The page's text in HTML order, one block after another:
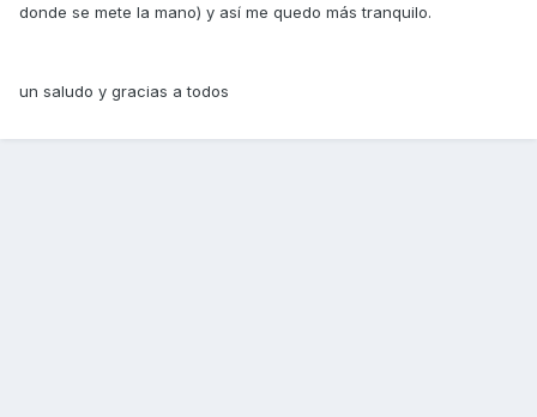
donde se mete la mano) y así me quedo más tranquilo.
un saludo y gracias a todos